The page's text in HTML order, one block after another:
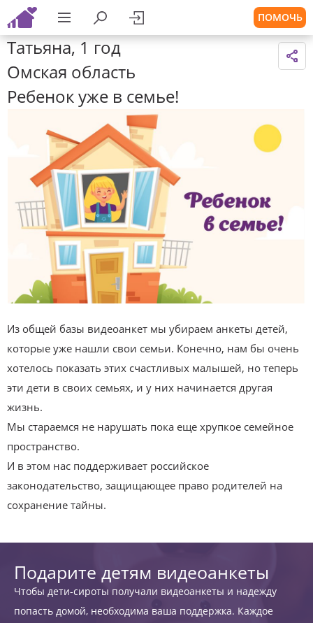
ПОМОЧЬ
Татьяна, 1 год
Омская область
Ребенок уже в семье!
Из общей базы видеоанкет мы убираем анкеты детей,
которые уже нашли свои семьи. Конечно, нам бы очень
хотелось показать этих счастливых малышей, но теперь
эти дети в своих семьях, и у них начинается другая
жизнь.
Мы стараемся не нарушать пока еще хрупкое семейное
пространство.
И в этом нас поддерживает российское
законодательство, защищающее право родителей на
сохранение тайны.
Подарите детям видеоанкеты
Чтобы дети-сироты получали видеоанкеты и надежду
попасть домой, необходима ваша поддержка. Каждое